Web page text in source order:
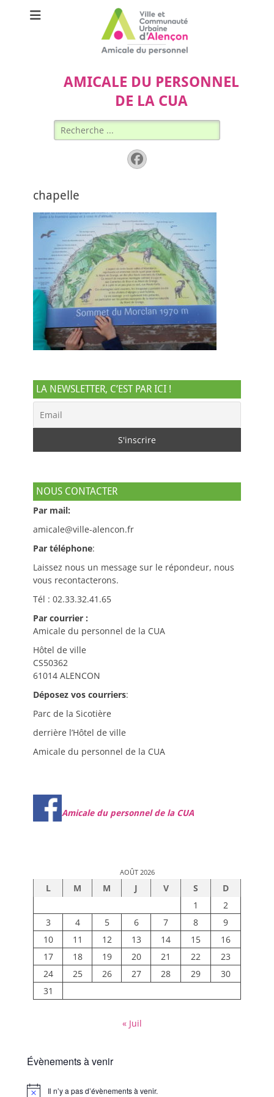
AMICALE DU PERSONNEL
DE LA CUA
Rechercher :
Facebook
chapelle
LA NEWSLETTER, C’EST PAR ICI !
NOUS CONTACTER
Par mail:
amicale@ville-alencon.fr
Par téléphone:
Laissez nous un message sur le répondeur, nous
vous recontacterons.
Tél : 02.33.32.41.65
Par courrier :
Amicale du personnel de la CUA
Hôtel de ville
CS50362
61014 ALENCON
Déposez vos courriers:
Parc de la Sicotière
derrière l’Hôtel de ville
Amicale du personnel de la CUA
Amicale du personnel de la CUA
AOÛT 2026
L M M J V S
D
1
2
3
4 5 6 7 8
9
10
11 12 13 14 15
16
17
18 19 20 21 22
23
24
25 26 27 28 29
30
31
« Juil
Évènements à venir
Notice Il n’y a pas d’évènements à venir.